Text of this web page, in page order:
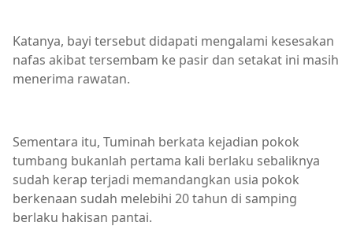
Katanya, bayi tersebut didapati mengalami kesesakan
nafas akibat tersembam ke pasir dan setakat ini masih
menerima rawatan.
Sementara itu, Tuminah berkata kejadian pokok
tumbang bukanlah pertama kali berlaku sebaliknya
sudah kerap terjadi memandangkan usia pokok
berkenaan sudah melebihi 20 tahun di samping
berlaku hakisan pantai.